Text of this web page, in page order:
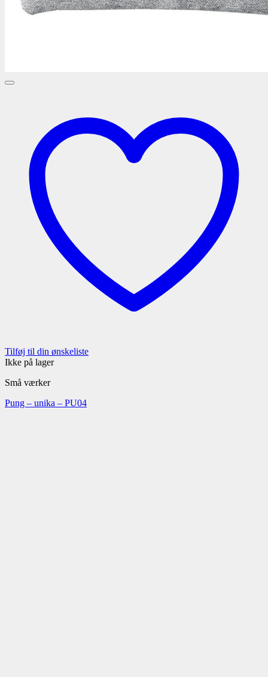
Tilføj til din ønskeliste
Ikke på lager
Små værker
Pung – unika – PU04